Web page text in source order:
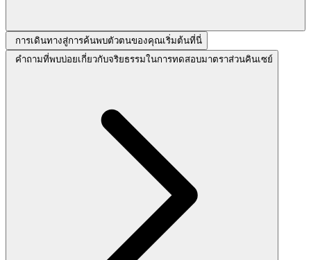
การเดินทางสู่การค้นพบตัวตนของคุณเริ่มต้นที่นี่
คำถามที่พบบ่อยเกี่ยวกับจริยธรรมในการทดสอบมาตราส่วนคินเซย์